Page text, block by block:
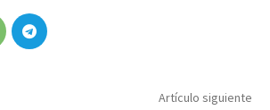
Artículo siguiente